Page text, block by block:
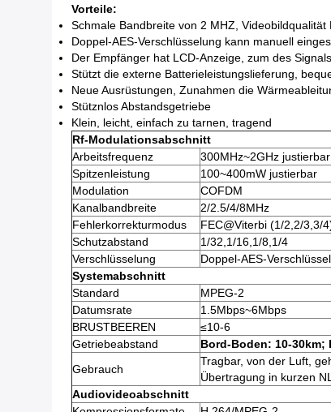
Vorteile:
Schmale Bandbreite von 2 MHZ, Videobildqualität
Doppel-AES-Verschlüsselung kann manuell
Der Empfänger hat LCD-Anzeige, zum des
Stützt die externe Batterieleistungslieferung,
Neue Ausrüstungen, Zunahmen die
Stütznlos Abstandsgetriebe
Klein, leicht, einfach zu tarnen, tragend
Rf-Modulationsabschnitt
Arbeitsfrequenz
300MHz~2GHz justierbar
Spitzenleistung
100~400mW justierbar
Modulation
COFDM
Kanalbandbreite
2/2.5/4/8MHz
Fehlerkorrekturmodus
FEC@Viterbi (1/2,2/3,3/
Schutzabstand
1/32,1/16,1/8,1/4
Verschlüsselung
Doppel-AES-
Systemabschnitt
Standard
MPEG-2
Datumsrate
1.5Mbps~6Mbps
BRUSTBEEREN
≤10-6
Getriebeabstand
Bord-Boden: 10-30km;
Gebrauch
Tragbar, von der Luft,
Übertragung in kurzen
Audiovideoabschnitt